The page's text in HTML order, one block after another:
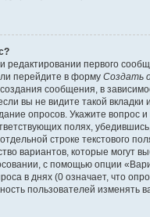
редактировании первого
перейдите в форму Создать
сообщения, в
вы не видите такой
опросов. Укажите вопрос
полях,
строке текстового
вариантов, которые могут
с помощью опции
в днях (0 означает, что
пользователей изменять